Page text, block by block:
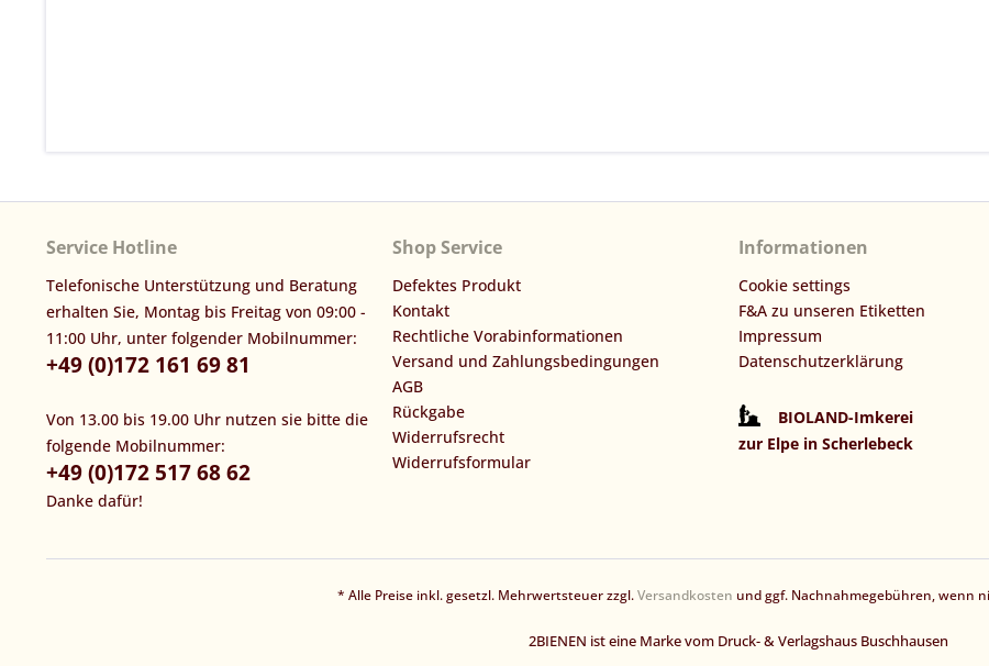
Service Hotline
Telefonische Unterstützung und Beratung
erhalten Sie, Montag bis Freitag von 09:00 -
11:00 Uhr, unter folgender Mobilnummer:
+49 (0)172 161 69 81
Von 13.00 bis 19.00 Uhr nutzen sie bitte die
folgende Mobilnummer:
+49 (0)172 517 68 62
Danke dafür!
Shop Service
Defektes Produkt
Kontakt
Rechtliche Vorabinformationen
Versand und Zahlungsbedingungen
AGB
Rückgabe
Widerrufsrecht
Widerrufsformular
Informationen
Cookie settings
F&A zu unseren Etiketten
Impressum
Datenschutzerklärung
BIOLAND-Imkerei
zur Elpe in Scherlebeck
* Alle Preise inkl. gesetzl. Mehrwertsteuer zzgl.Versandkosten und ggf. Nachnahmegebühren, wenn
2BIENEN ist eine Marke vom Druck- & Verlagshaus Buschhausen